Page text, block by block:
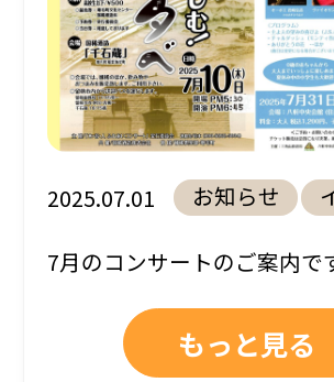
2025.07.01 お知らせ
7月のコンサートのご案内で
もっと見る